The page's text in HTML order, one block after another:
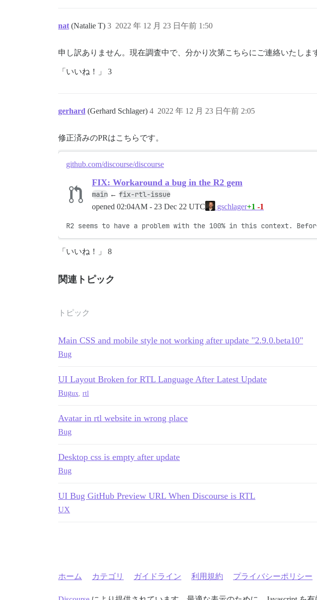
nat (Natalie T) 2022 年 12 月 23 日午前 1:50
3
申し訳ありません。現在調査中で、分かり次第こちらにご連絡いたしま
「いいね！」 3
gerhard (Gerhard Schlager) 2022 年 12 月 23 日午前 2:05
4
修正済みのPRはこちらです。
github.com/discourse/discourse
FIX: Workaround a bug in the R2 gem
main ← fix-rtl-issue
opened 02:04AM - 23 Dec 22 UTC gschlager+1 -1
R2 seems to have a problem with the 100% in this context.
「いいね！」 8
関連トピック
トピック
Main CSS and mobile style not working after update "2.9.0.beta10"
Bug
UI Layout Broken for RTL Language After Latest Update
Bugux rtl
Avatar in rtl website in wrong place
Bug
Desktop css is empty after update
Bug
UI Bug GitHub Preview URL When Discourse is RTL
UX
ホーム カテゴリ ガイドライン 利用規約 プライバシーポリシー